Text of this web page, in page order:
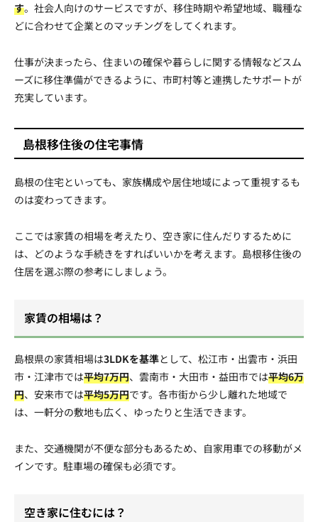
す。社会人向けのサービスですが、移住時期や希望地域、職種な
どに合わせて企業とのマッチングをしてくれます。
仕事が決まったら、住まいの確保や暮らしに関する情報などスム
ーズに移住準備ができるように、市町村等と連携したサポートが
充実しています。
島根移住後の住宅事情
島根の住宅といっても、家族構成や居住地域によって重視するも
のは変わってきます。
ここでは家賃の相場を考えたり、空き家に住んだりするために
は、どのような手続きをすればいいかを考えます。島根移住後の
住居を選ぶ際の参考にしましょう。
家賃の相場は？
島根県の家賃相場は3LDKを基準として、松江市・出雲市・浜田
市・江津市では平均7万円、雲南市・大田市・益田市では平均6万
円、安来市では平均5万円です。各市街から少し離れた地域で
は、一軒分の敷地も広く、ゆったりと生活できます。
また、交通機関が不便な部分もあるため、自家用車での移動がメ
インです。駐車場の確保も必須です。
空き家に住むには？